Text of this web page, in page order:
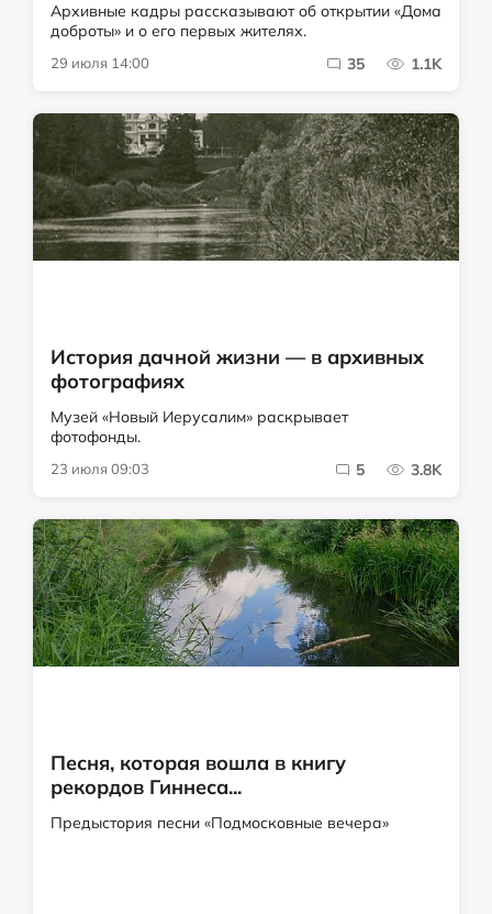
Архивные кадры рассказывают об открытии «Дома
доброты» и о его первых жителях.
29 июля 14:00 35 1.1K
История дачной жизни — в архивных
фотографиях
Музей «Новый Иерусалим» раскрывает
фотофонды.
23 июля 09:03 5 3.8K
Песня, которая вошла в книгу
рекордов Гиннеса...
Предыстория песни «Подмосковные вечера»